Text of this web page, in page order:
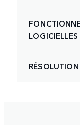
LOGICIELLES